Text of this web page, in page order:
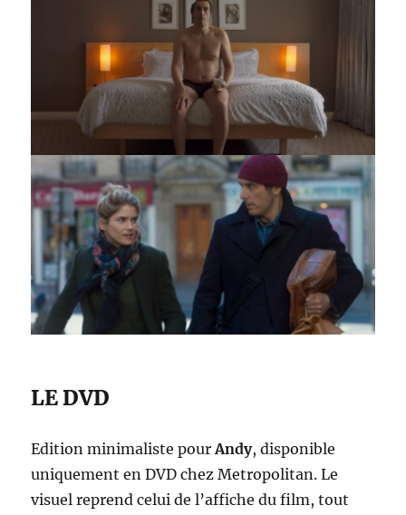
LE DVD
Edition minimaliste pourAndy, disponible
uniquement en DVD chez Metropolitan. Le
visuel reprend celui de l’affiche du film, tout